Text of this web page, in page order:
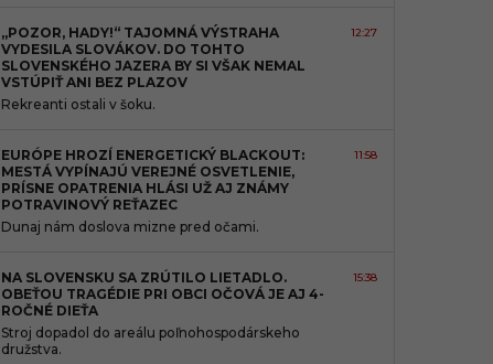
„POZOR, HADY!“ TAJOMNÁ VÝSTRAHA
VYDESILA SLOVÁKOV. DO TOHTO
SLOVENSKÉHO JAZERA BY SI VŠAK NEMAL
VSTÚPIŤ ANI BEZ PLAZOV
12:27
Rekreanti ostali v šoku.
EURÓPE HROZÍ ENERGETICKÝ BLACKOUT:
MESTÁ VYPÍNAJÚ VEREJNÉ OSVETLENIE,
PRÍSNE OPATRENIA HLÁSI UŽ AJ ZNÁMY
POTRAVINOVÝ REŤAZEC
11:58
Dunaj nám doslova mizne pred očami.
NA SLOVENSKU SA ZRÚTILO LIETADLO.
OBEŤOU TRAGÉDIE PRI OBCI OČOVÁ JE AJ 4-
ROČNÉ DIEŤA
15:38
Stroj dopadol do areálu poľnohospodárskeho
družstva.